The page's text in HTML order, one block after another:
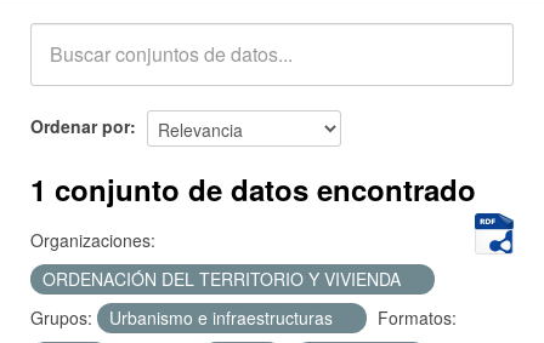
Acerca de
Ordenar por
1 conjunto de datos encontrado
Organizaciones:
ORDENACIÓN DEL TERRITORIO Y VIVIENDA
Grupos:
Urbanismo e infraestructuras
Formatos: